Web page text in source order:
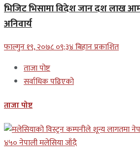
भिजिट भिसामा विदेश जान दश लाख
अनिवार्य
फाल्गुन १९, २०७८ ०९;३४ बिहान प्रकाशित
ताजा पोष्ट
सर्वाधिक पढिएको
ताजा पोष्ट